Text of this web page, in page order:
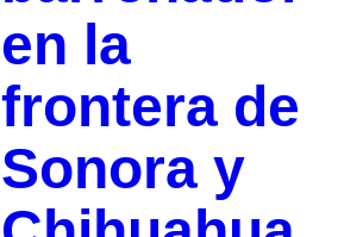
en la
frontera de
Sonora y